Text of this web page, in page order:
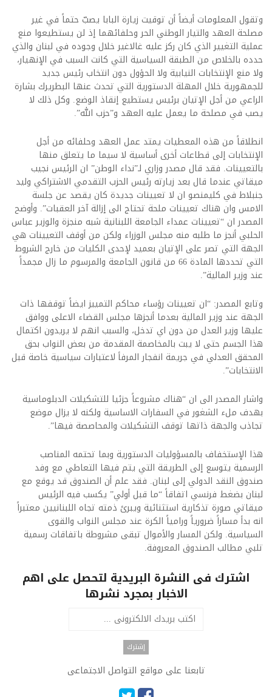
وتقول المعلومات أيضاً أن توقيت زيارة البابا يصبّ حتماً في غير
مصلحة العهد والتيار الوطني الحر وحلفائهما إذ لن يستطيعوا منع
عملية التغيير الذي كان ركز عليه غالاغير خلال وجوده في لبنان والذي
حدده بالخلاص من الطبقة السياسية التي كانت السبب في الإنهيار،
ولا منع الإنتخابات النيابية ولا الحؤول دون انتخاب رئيس جديد
للجمهورية خلال المهلة الدستورية التي تحدث عنها البطريرك بشارة
الراعي من أجل الإتيان برئيس يستطيع إنقاذ الوضع. وكل ذلك لا
يصب في مصلحة ما يعمل عليه العهد و”حزب الله”.
انطلاقاً من هذه المعطيات يمتد عمل العهد وحلفائه من أجل
الإنتخابات إلى قطاعات أخرى أساسية لا سيما ما يتعلق منها
بالتعيينات. فقد قال مصدر وزاري لـ”نداء الوطن” ان الرئيس نجيب
ميقاتي عندما قال بعد زيارته رئيس الحزب التقدمي الاشتراكي وليد
جنبلاط في كليمنصو ان لا تعيينات جديدة كان يقصد عن جلسة
الامس وان هناك تعيينات ملحة تحتاج الى إزالة آخر العقبات”. وأوضح
المصدر ان “تعيينات عمداء الجامعة اللبنانية شبه منجزة والوزير عباس
الحلبي أنجز ما طلبه منه مجلس الوزراء ولكن من أوقف التعيينات هي
الجهة التي تصر على الإتيان بعميد لإحدى الكليات من خارج الشروط
التي تحددها المادة 66 من قانون الجامعة والمرسوم ما زال مجمداً
عند وزير المالية”.
وتابع المصدر: “ان تعيينات رؤساء محاكم التمييز ايضاً توقفها ذات
الجهة عند وزير المالية بعدما أنجزها مجلس القضاء الاعلى ووافق
عليها وزير العدل من دون اي تدخل، والسبب انهم لا يريدون اكتمال
هذا الجسم حتى لا يبت بالمخاصمة المقدمة من بعض النواب بحق
المحقق العدلي في جريمة انفجار المرفأ لاعتبارات سياسية خاصة قبل
الانتخابات”.
واشار المصدر الى ان “هناك مشروعاً جزئيا للتشكيلات الدبلوماسية
بهدف ملء الشغور في السفارات الاساسية ولكنه لا يزال موضع
تجاذب والجهة ذاتها توقف التشكيلات والمحاصصة فيها”.
هذا الإستخفاف بالمسؤوليات الدستورية وبما تحتمه المناصب
الرسمية يتوسع إلى الطريقة التي يتم فيها التعاطي مع وفد
صندوق النقد الدولي إلى لبنان. فقد علم أن الصندوق قد يوقع مع
لبنان بضغط فرنسي اتفاقاً “ما قبل أولي” يكسب فيه الرئيس
ميقاتي صورة تذكارية استثنائية ويبرئ ذمته تجاه اللبنانيين معتبراً
انه بدأ مساراً ضرورياً ورامياً الكرة عند مجلس النواب والقوى
السياسية. ولكن المسار والأموال تبقى مشروطة باتفاقات رسمية
تلبي مطالب الصندوق المعروفة.
اشترك فى النشرة البريدية لتحصل على اهم
الاخبار بمجرد نشرها
تابعنا على مواقع التواصل الاجتماعى